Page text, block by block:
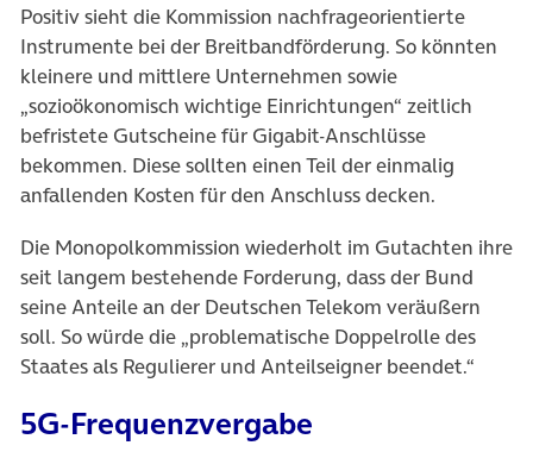
Positiv sieht die Kommission nachfrageorientierte
Instrumente bei der Breitbandförderung. So könnten
kleinere und mittlere Unternehmen sowie
„sozioökonomisch wichtige Einrichtungen“ zeitlich
befristete Gutscheine für Gigabit-Anschlüsse
bekommen. Diese sollten einen Teil der einmalig
anfallenden Kosten für den Anschluss decken.
Die Monopolkommission wiederholt im Gutachten ihre
seit langem bestehende Forderung, dass der Bund
seine Anteile an der Deutschen Telekom veräußern
soll. So würde die „problematische Doppelrolle des
Staates als Regulierer und Anteilseigner beendet.“
5G-Frequenzvergabe